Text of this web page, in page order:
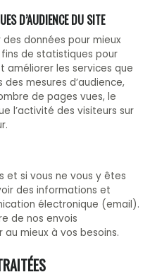
D’AUDIENCE DU SITE
des données pour mieux
de statistiques pour
améliorer les services que
mesures d’audience,
de pages vues, le
l’activité des visiteurs sur
et si vous ne vous y êtes
des informations et
électronique (email).
de nos envois
mieux à vos besoins.